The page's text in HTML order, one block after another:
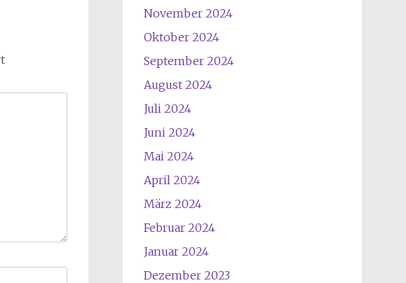
November 2024
Oktober 2024
September 2024
August 2024
Juli 2024
Juni 2024
Mai 2024
April 2024
März 2024
Februar 2024
Januar 2024
Dezember 2023